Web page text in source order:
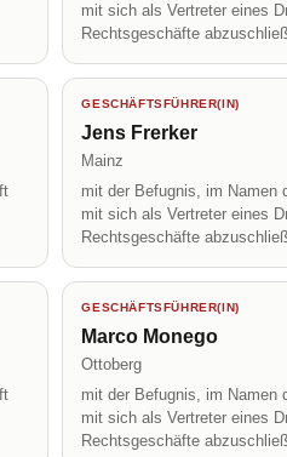
mit sich als Vertreter eines
Rechtsgeschäfte
GESCHÄFTSFÜHRER(IN)
Jens Frerker
Mainz
mit der Befugnis, im Namen
mit sich als Vertreter eines
Rechtsgeschäfte
GESCHÄFTSFÜHRER(IN)
Marco Monego
Ottoberg
mit der Befugnis, im Namen
mit sich als Vertreter eines
Rechtsgeschäfte